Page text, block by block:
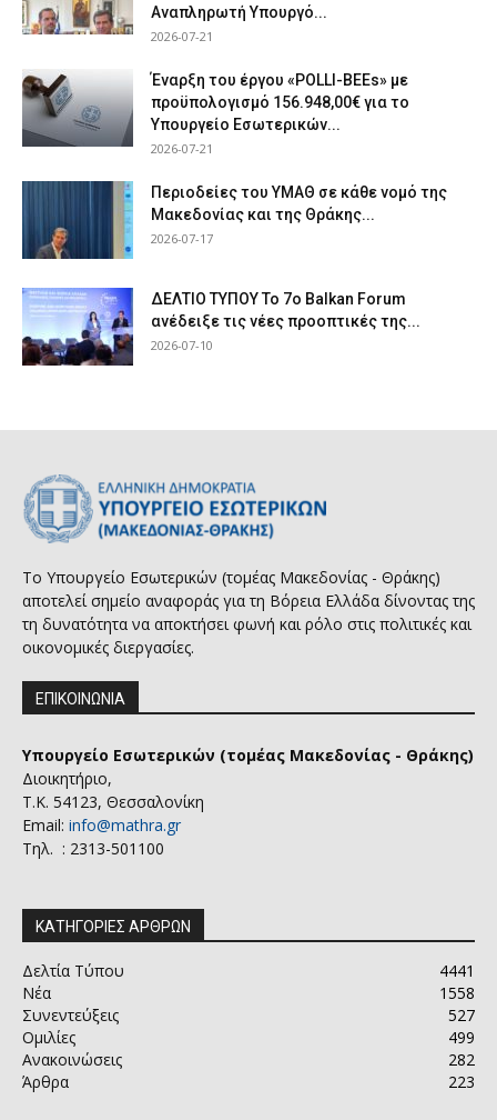
Αναπληρωτή Υπουργό...
2026-07-21
Έναρξη του έργου «POLLI-BEEs» με
προϋπολογισμό 156.948,00€ για το
Υπουργείο Εσωτερικών...
2026-07-21
Περιοδείες του ΥΜΑΘ σε κάθε νομό της
Μακεδονίας και της Θράκης...
2026-07-17
ΔΕΛΤΙΟ ΤΥΠΟΥ Το 7ο Balkan Forum
ανέδειξε τις νέες προοπτικές της...
2026-07-10
Το Υπουργείο Εσωτερικών (τομέας Μακεδονίας - Θράκης)
αποτελεί σημείο αναφοράς για τη Βόρεια Ελλάδα δίνοντας της
τη δυνατότητα να αποκτήσει φωνή και ρόλο στις πολιτικές και
οικονομικές διεργασίες.
ΕΠΙΚΟΙΝΩΝΙΑ
Υπουργείο Εσωτερικών (τομέας Μακεδονίας - Θράκης)
Διοικητήριο,
Τ.Κ. 54123, Θεσσαλονίκη
Email: info@mathra.gr
Τηλ. : 2313-501100
ΚΑΤΗΓΟΡΙΕΣ ΑΡΘΡΩΝ
Δελτία Τύπου
4441
Νέα
1558
Συνεντεύξεις
527
Ομιλίες
499
Ανακοινώσεις
282
Άρθρα
223